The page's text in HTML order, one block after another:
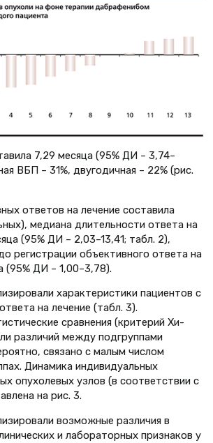
7,29 месяца (95% ДИ – 3,74–
ВБП – 31%, двугодичная – 22% (рис.
ответов на лечение составила
медиана длительности ответа на
(95% ДИ – 2,03–13,41; табл. 2),
регистрации объективного ответа на
(95% ДИ – 1,00–3,78).
характеристики пациентов с
на лечение (табл. 3).
сравнения (критерий Хи-
различий между подгруппами
связано с малым числом
Динамика индивидуальных
опухолевых узлов (в соответствии с
на рис. 3.
возможные различия в
и лабораторных признаков у